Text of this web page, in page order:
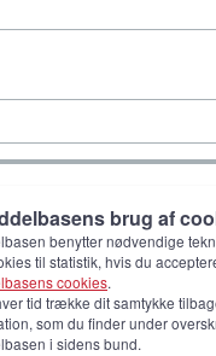
brug af
benytter nødvendige
til statistik, hvis du
cookies.
tid trække dit samtykke
som du finder under
i sidens bund.